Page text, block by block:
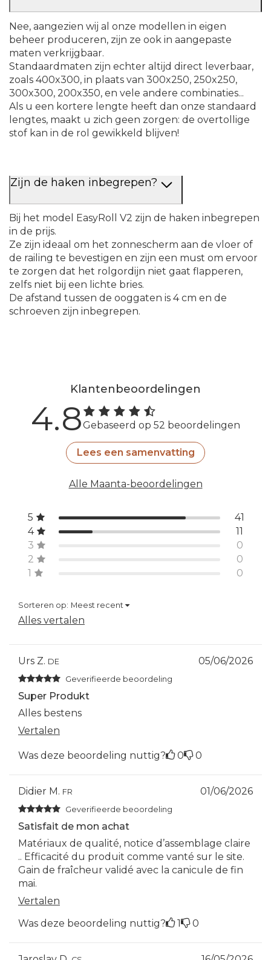
Nee, aangezien wij al onze modellen in eigen
beheer produceren, zijn ze ook in aangepaste
maten verkrijgbaar.
Standaardmaten zijn echter altijd direct leverbaar,
zoals 400x300, in plaats van 300x250, 250x250,
300x300, 200x350, en vele andere combinaties...
Als u een kortere lengte heeft dan onze standaard
lengtes, maakt u zich geen zorgen: de overtollige
stof kan in de rol gewikkeld blijven!
Zijn de haken inbegrepen?
Bij het model EasyRoll V2 zijn de haken inbegrepen
in de prijs.
Ze zijn ideaal om het zonnescherm aan de vloer of
de railing te bevestigen en zijn een must om ervoor
te zorgen dat het rolgordijn niet gaat flapperen,
zelfs niet bij een lichte bries.
De afstand tussen de ooggaten is 4 cm en de
schroeven zijn inbegrepen.
Klantenbeoordelingen
4.8Gebaseerd op 52 beoordelingen
Lees een samenvatting
Alle Maanta-beoordelingen
5
41
4
11
3
0
2
0
1
0
Sorteren op: Meest recent
Alles vertalen
Urs Z. DE 05/06/2026
Geverifieerde beoordeling
Super Produkt
Alles bestens
Vertalen
Was deze beoordeling nuttig? 0 0
Didier M. FR 01/06/2026
Geverifieerde beoordeling
Satisfait de mon achat
Matériaux de qualité, notice d’assemblage claire
.. Efficacité du produit comme vanté sur le site.
Gain de fraîcheur validé avec la canicule de fin
mai.
Vertalen
Was deze beoordeling nuttig?
1 0